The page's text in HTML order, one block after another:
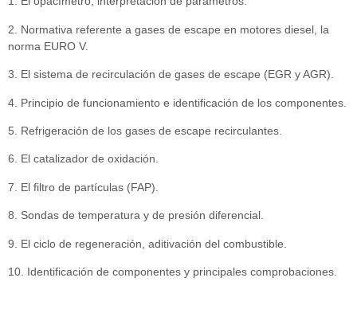
2. Normativa referente a gases de escape en motores diesel, la
norma EURO V.
3. El sistema de recirculación de gases de escape (EGR y AGR).
4. Principio de funcionamiento e identificación de los componentes.
5. Refrigeración de los gases de escape recirculantes.
6. El catalizador de oxidación.
7. El filtro de partículas (FAP).
8. Sondas de temperatura y de presión diferencial.
9. El ciclo de regeneración, aditivación del combustible.
10. Identificación de componentes y principales comprobaciones.